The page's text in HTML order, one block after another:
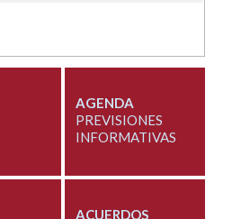
AGENDA
PREVISIONES
INFORMATIVAS
ACUERDOS